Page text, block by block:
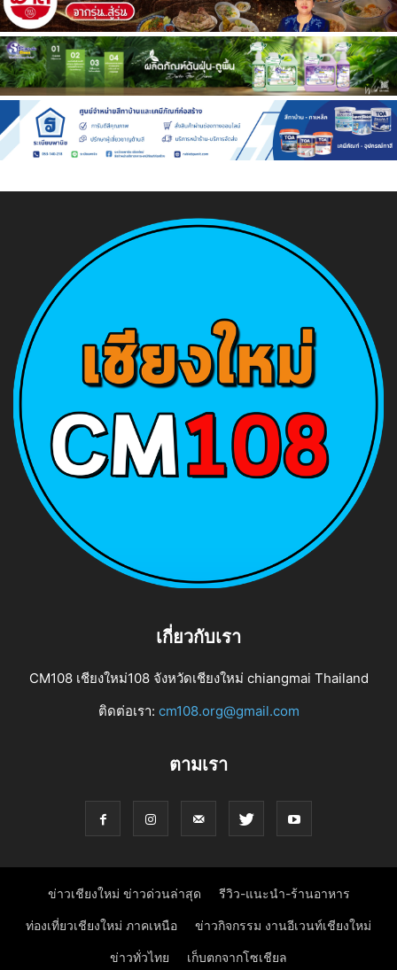
เกี่ยวกับเรา
CM108 เชียงใหม่108 จังหวัดเชียงใหม่ chiangmai Thailand
ติดต่อเรา: cm108.org@gmail.com
ตามเรา
ข่าวเชียงใหม่ ข่าวด่วนล่าสุด รีวิว-แนะนำ-ร้านอาหาร
ท่องเที่ยวเชียงใหม่ ภาคเหนือ ข่าวกิจกรรม งานอีเวนท์เชียงใหม่
ข่าวทั่วไทย เก็บตกจากโซเชียล